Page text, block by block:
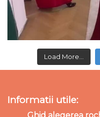
Load More...
Informatii utile: